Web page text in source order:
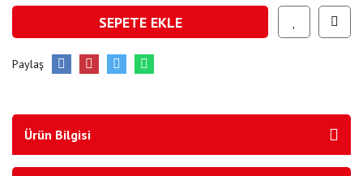
SEPETE EKLE
Paylaş
Ürün Bilgisi